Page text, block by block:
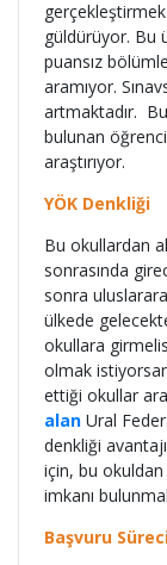
güldürüyor. Bu
puansız
aramıyor.
artmaktadır.
bulunan
araştırıyor.
YÖK Denkliği
Bu okullardan
sonrasında
sonra
ülkede
okullara
olmak
ettiği okullar
alan Ural
denkliği
için, bu
imkanı
Başvuru